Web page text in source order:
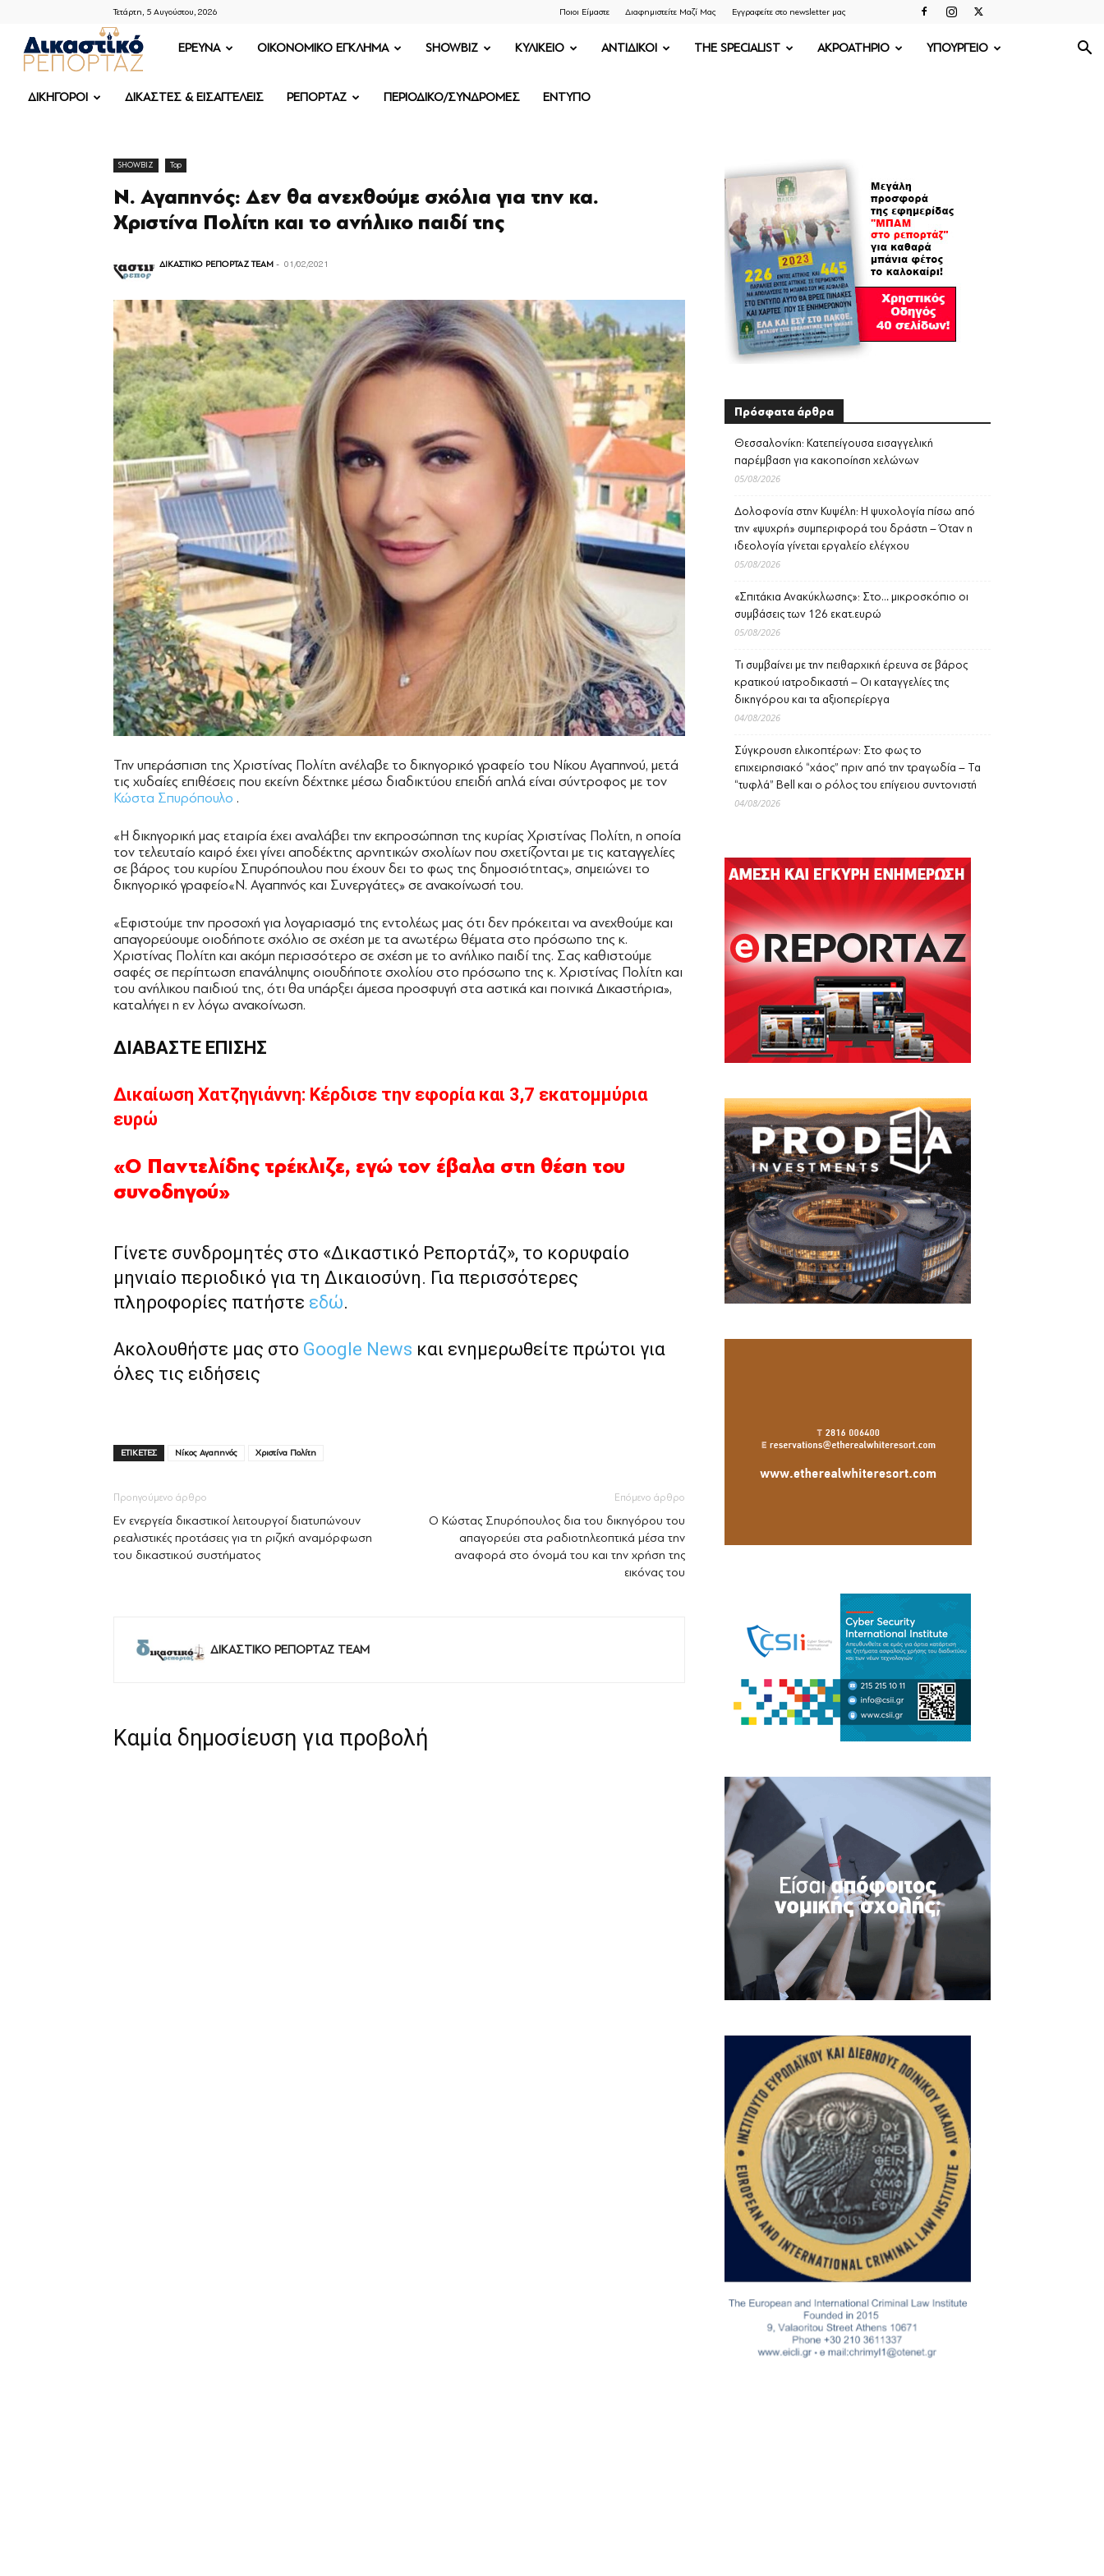
Τετάρτη, 5 Αυγούστου, 2026 Ποιοι Είμαστε Διαφημιστείτε Μαζί Μας Εγγραφείτε στο newsletter μας
ΔΙΚΑΣΤΙΚΟ
ΡΕΠΟΡΤΑΖ
ΕΡΕΥΝΑ OIKONOMIKO ΕΓΚΛΗΜΑ SHOWBIZ ΚΥΛΙΚΕΙΟ ΑΝΤΙΔΙΚΟΙ THE SPECIALIST ΑΚΡΟΑΤΗΡΙΟ ΥΠΟΥΡΓΕΙΟ
ΔΙΚΗΓΟΡΟΙ ΔΙΚΑΣΤΕΣ & ΕΙΣΑΓΓΕΛΕΙΣ ΡΕΠΟΡΤΑΖ ΠΕΡΙΟΔΙΚΟ/ΣΥΝΔΡΟΜΕΣ ΕΝΤΥΠΟ
SHOWBIZ Top
Ν. Αγαπηνός: Δεν θα ανεχθούμε σχόλια για την κα.
Χριστίνα Πολίτη και το ανήλικο παιδί της
ΔΙΚΑΣΤΙΚΟ ΡΕΠΟΡΤΑΖ TEAM - 01/02/2021
Την υπεράσπιση της Χριστίνας Πολίτη ανέλαβε το δικηγορικό γραφείο του Νίκου Αγαπηνού, μετά
τις χυδαίες επιθέσεις που εκείνη δέχτηκε μέσω διαδικτύου επειδή απλά είναι σύντροφος με τον
Κώστα Σπυρόπουλο .
«Η δικηγορική μας εταιρία έχει αναλάβει την εκπροσώπηση της κυρίας Χριστίνας Πολίτη, η οποία
τον τελευταίο καιρό έχει γίνει αποδέκτης αρνητικών σχολίων που σχετίζονται με τις καταγγελίες
σε βάρος του κυρίου Σπυρόπουλου που έχουν δει το φως της δημοσιότητας», σημειώνει το
δικηγορικό γραφείο«Ν. Αγαπηνός και Συνεργάτες» σε ανακοίνωσή του.
«Εφιστούμε την προσοχή για λογαριασμό της εντολέως μας ότι δεν πρόκειται να ανεχθούμε και
απαγορεύουμε οιοδήποτε σχόλιο σε σχέση με τα ανωτέρω θέματα στο πρόσωπο της κ.
Χριστίνας Πολίτη και ακόμη περισσότερο σε σχέση με το ανήλικο παιδί της. Σας καθιστούμε
σαφές σε περίπτωση επανάληψης οιουδήποτε σχολίου στο πρόσωπο της κ. Χριστίνας Πολίτη και
του ανήλικου παιδιού της, ότι θα υπάρξει άμεσα προσφυγή στα αστικά και ποινικά Δικαστήρια»,
καταλήγει η εν λόγω ανακοίνωση.
ΔΙΑΒΑΣΤΕ ΕΠΙΣΗΣ
Δικαίωση Χατζηγιάννη: Κέρδισε την εφορία και 3,7 εκατομμύρια
ευρώ
«Ο Παντελίδης τρέκλιζε, εγώ τον έβαλα στη θέση του
συνοδηγού»
Γίνετε συνδρομητές στο «Δικαστικό Ρεπορτάζ», το κορυφαίο
μηνιαίο περιοδικό για τη Δικαιοσύνη. Για περισσότερες
πληροφορίες πατήστε εδώ.
Ακολουθήστε μας στο Google News και ενημερωθείτε πρώτοι για
όλες τις ειδήσεις
ΕΤΙΚΕΤΕΣ Νίκος Αγαπηνός Χριστίνα Πολίτη
Προηγούμενο άρθρο
Εν ενεργεία δικαστικοί λειτουργοί διατυπώνουν
ρεαλιστικές προτάσεις για τη ριζική αναμόρφωση
του δικαστικού συστήματος
Επόμενο άρθρο
Ο Κώστας Σπυρόπουλος δια του δικηγόρου του
απαγορεύει στα ραδιοτηλεοπτικά μέσα την
αναφορά στο όνομά του και την χρήση της
εικόνας του
ΔΙΚΑΣΤΙΚΟ ΡΕΠΟΡΤΑΖ TEAM
Καμία δημοσίευση για προβολή
Πρόσφατα άρθρα
Θεσσαλονίκη: Κατεπείγουσα εισαγγελική
παρέμβαση για κακοποίηση χελώνων
05/08/2026
Δολοφονία στην Κυψέλη: Η ψυχολογία πίσω από
την «ψυχρή» συμπεριφορά του δράστη – Όταν η
ιδεολογία γίνεται εργαλείο ελέγχου
05/08/2026
«Σπιτάκια Ανακύκλωσης»: Στο… μικροσκόπιο οι
συμβάσεις των 126 εκατ.ευρώ
05/08/2026
Τι συμβαίνει με την πειθαρχική έρευνα σε βάρος
κρατικού ιατροδικαστή – Οι καταγγελίες της
δικηγόρου και τα αξιοπερίεργα
04/08/2026
Σύγκρουση ελικοπτέρων: Στο φως το
επιχειρησιακό “χάος” πριν από την τραγωδία – Τα
“τυφλά” Bell και ο ρόλος του επίγειου συντονιστή
04/08/2026